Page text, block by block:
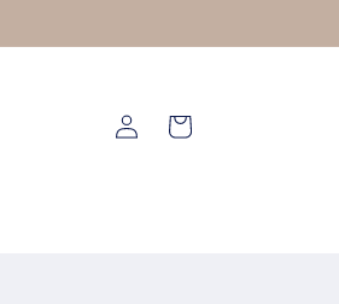
Iniciar
sesión
Carrito